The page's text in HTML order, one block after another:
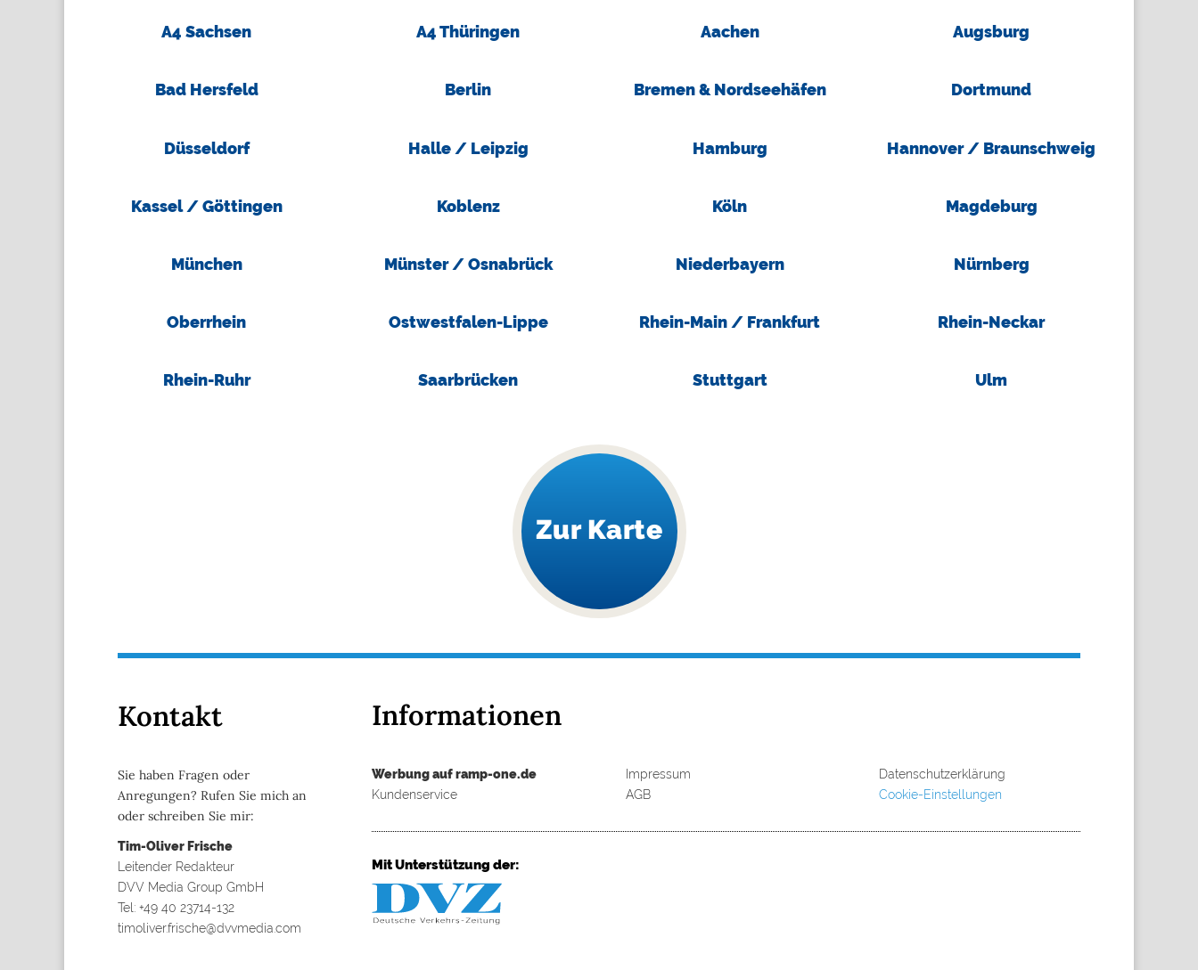
A4 Sachsen A4 Thüringen Aachen Augsburg
Bad Hersfeld Berlin Bremen & Nordseehäfen Dortmund
Düsseldorf Halle / Leipzig Hamburg Hannover / Braunschweig
Kassel / Göttingen Koblenz Köln Magdeburg
München Münster / Osnabrück Niederbayern Nürnberg
Oberrhein Ostwestfalen-Lippe Rhein-Main / Frankfurt Rhein-Neckar
Rhein-Ruhr Saarbrücken Stuttgart Ulm
Zur Karte
Kontakt
Sie haben Fragen oder
Anregungen? Rufen Sie mich an
oder schreiben Sie mir:
Tim-Oliver Frische
Leitender Redakteur
DVV Media Group GmbH
Tel: +49 40 23714-132
timoliver.frische@dvvmedia.com
Informationen
Werbung auf ramp-one.de
Kundenservice
Impressum
AGB
Datenschutzerklärung
Cookie-Einstellungen
Mit Unterstützung der: